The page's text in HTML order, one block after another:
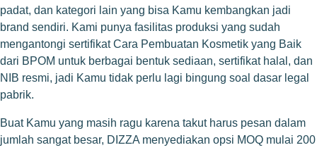
padat, dan kategori lain yang bisa Kamu kembangkan jadi
brand sendiri. Kami punya fasilitas produksi yang sudah
mengantongi sertifikat Cara Pembuatan Kosmetik yang Baik
dari BPOM untuk berbagai bentuk sediaan, sertifikat halal, dan
NIB resmi, jadi Kamu tidak perlu lagi bingung soal dasar legal
pabrik.
Buat Kamu yang masih ragu karena takut harus pesan dalam
jumlah sangat besar, DIZZA menyediakan opsi MOQ mulai 200